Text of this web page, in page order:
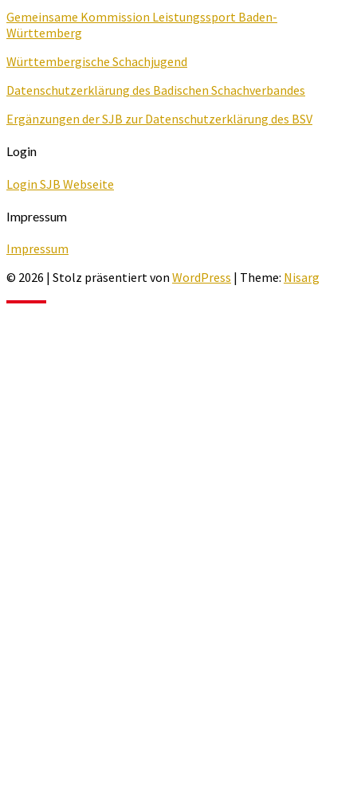
Gemeinsame Kommission Leistungssport Baden-
Württemberg
Württembergische Schachjugend
Datenschutzerklärung des Badischen Schachverbandes
Ergänzungen der SJB zur Datenschutzerklärung des BSV
Login
Login SJB Webseite
Impressum
Impressum
© 2026 | Stolz präsentiert von WordPress | Theme: Nisarg